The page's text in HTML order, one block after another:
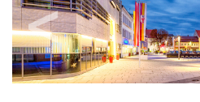
Bürgerservice & Politik
Stadtamt
Leben & Wohnen